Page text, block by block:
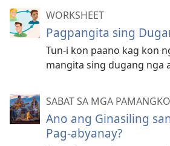
WORKSHEET
Pagpangita sing
Tun-i kon paano kag kon
mangita sing dugang nga
SABAT SA MGA
Ano ang Ginasiling
Pag-abyanay?